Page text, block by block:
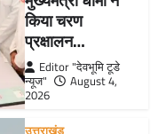
किया चरण
प्रक्षालन…
Editor "देवभूमि टूडे
न्यूज"
August 4,
2026